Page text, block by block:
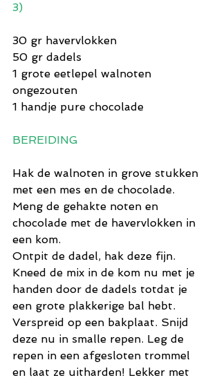
3)
30 gr havervlokken
50 gr dadels
1 grote eetlepel walnoten
ongezouten
1 handje pure chocolade
BEREIDING
Hak de walnoten in grove stukken
met een mes en de chocolade.
Meng de gehakte noten en
chocolade met de havervlokken in
een kom.
Ontpit de dadel, hak deze fijn.
Kneed de mix in de kom nu met je
handen door de dadels totdat je
een grote plakkerige bal hebt.
Verspreid op een bakplaat. Snijd
deze nu in smalle repen. Leg de
repen in een afgesloten trommel
en laat ze uitharden! Lekker met